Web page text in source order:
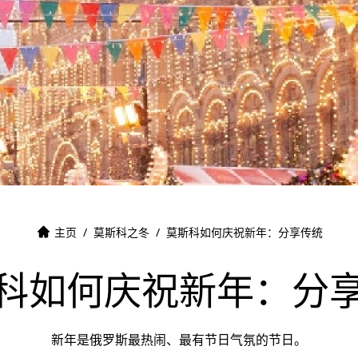
主页 / 莫斯科之冬 / 莫斯科如何庆祝新年：分享传统
如何庆祝新年：分
新年是俄罗斯最热闹、最有节日气氛的节日。